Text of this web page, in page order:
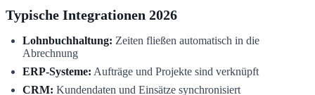
Typische Integrationen 2026
Lohnbuchhaltung: Zeiten fließen automatisch in die
Abrechnung
ERP-Systeme: Aufträge und Projekte sind verknüpft
CRM: Kundendaten und Einsätze synchronisiert